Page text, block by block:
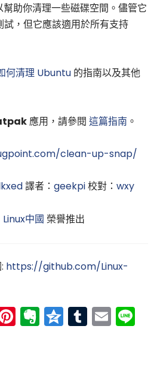
助你清理一些磁碟空間。儘管它
，但它應該適用於所有支持
何清理 Ubuntu 的指南以及其他
應用，請參閱 這篇指南 。
clean-up-snap/
譯者： geekpi校對： wxy
Linux中國 榮譽推出
https://github.com/Linux-
Pinterest
Evernote
Qzone
Tumblr